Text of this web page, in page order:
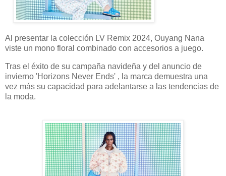
Al presentar la colección LV Remix 2024, Ouyang Nana
viste un mono floral combinado con accesorios a juego.
Tras el éxito de su campaña navideña y del anuncio de
invierno 'Horizons Never Ends' , la marca demuestra una
vez más su capacidad para adelantarse a las tendencias de
la moda.